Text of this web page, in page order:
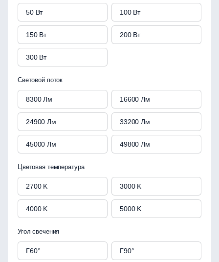
50 Вт 100 Вт
150 Вт 200 Вт
300 Вт
Световой поток
8300 Лм 16600 Лм
24900 Лм 33200 Лм
45000 Лм 49800 Лм
Цветовая температура
2700 K 3000 K
4000 K 5000 K
Угол свечения
Г60° Г90°